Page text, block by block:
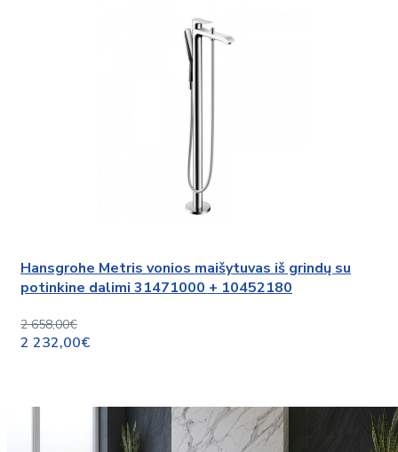
Hansgrohe Metris vonios maišytuvas iš grindų su
potinkine dalimi 31471000 + 10452180
2 658,00€
2 232,00€